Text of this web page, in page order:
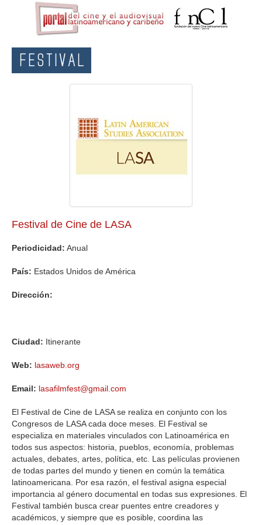
FESTIVAL
Festival de Cine de LASA
Periodicidad: Anual
País: Estados Unidos de América
Dirección:
Ciudad: Itinerante
Web: lasaweb.org
Email: lasafilmfest@gmail.com
El Festival de Cine de LASA se realiza en conjunto con los
Congresos de LASA cada doce meses. El Festival se
especializa en materiales vinculados con Latinoamérica en
todos sus aspectos: historia, pueblos, economía, problemas
actuales, debates, artes, política, etc. Las películas provienen
de todas partes del mundo y tienen en común la temática
latinoamericana. Por esa razón, el festival asigna especial
importancia al género documental en todas sus expresiones. El
Festival también busca crear puentes entre creadores y
académicos, y siempre que es posible, coordina las